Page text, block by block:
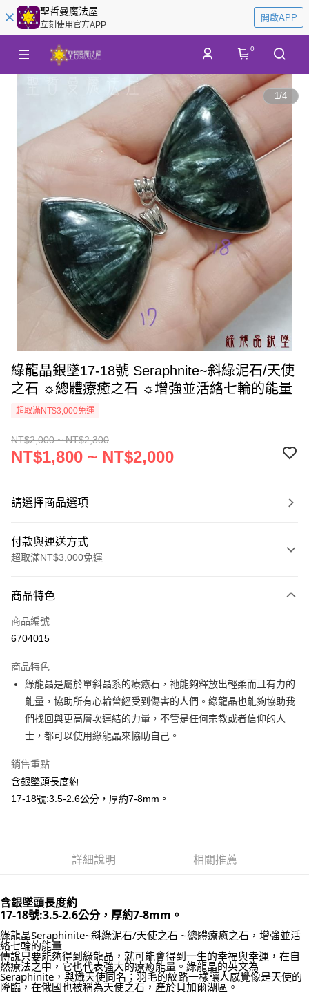
聖哲曼魔法屋
立刻使用官方APP
開啟APP
0
1/4
綠龍晶銀墜17-18號 Seraphnite~斜綠泥石/天使
之石 ☼總體療癒之石 ☼增強並活絡七輪的能量
超取滿NT$3,000免運
NT$2,000 ~ NT$2,300
NT$1,800 ~ NT$2,000
請選擇商品選項
付款與運送方式
超取滿NT$3,000免運
信用卡一次付款
超商取貨付款
Apple Pay
街口支付
悠遊付
ATM付款
賣家宅配幫您送（台灣）
每筆NT$80，滿NT$3,000(含以上)免運費
郵局幫你送（離島）
每筆NT$80，滿NT$3,000(含以上)免運費
付款後門市自取
商品特色
商品編號
6704015
商品特色
綠龍晶是屬於單斜晶系的療癒石，祂能夠釋放出輕柔而且有力的
能量，協助所有心輪曾經受到傷害的人們。綠龍晶也能夠協助我
們找回與更高層次連結的力量，不管是任何宗教或者信仰的人
士，都可以使用綠龍晶來協助自己。
銷售重點
含銀墜頭長度約
17-18號:3.5-2.6公分，厚約7-8mm。
詳細說明 相關推薦
含銀墜頭長度約
17-18號:3.5-2.6公分， 厚約7-8mm。
綠龍晶Seraphinite~斜綠泥石/天使之石 ~總體療癒之石，增強並活
絡七輪的能量
傳說只要能夠得到綠龍晶，就可能會得到一生的幸福與幸運，在自
然療法之中，它也代表強大的療癒能量。綠龍晶的英文為
Seraphinite，與熾天使同名；羽毛的紋路一樣讓人感覺像是天使的
降臨，在俄國也被稱為天使之石，產於貝加爾湖區。